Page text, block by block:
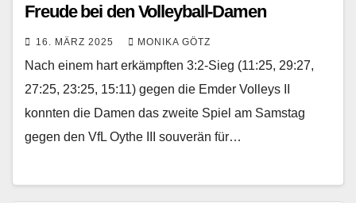
Freude bei den Volleyball-Damen
16. MÄRZ 2025 MONIKA GÖTZ
Nach einem hart erkämpften 3:2-Sieg (11:25, 29:27,
27:25, 23:25, 15:11) gegen die Emder Volleys II
konnten die Damen das zweite Spiel am Samstag
gegen den VfL Oythe III souverän für…